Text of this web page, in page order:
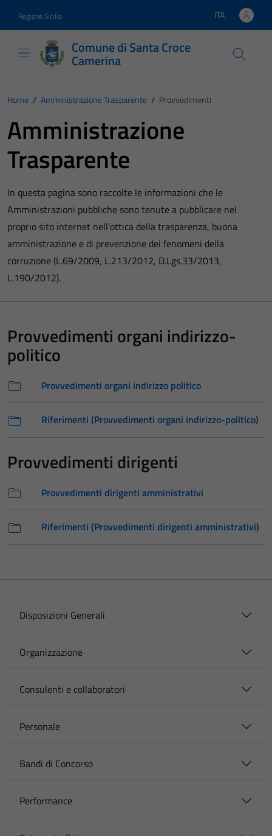
Regione Sicilia Lingua attiva:
ITA
Comune di Santa Croce
Camerina
Home / Amministrazione Trasparente / Provvedimenti
Amministrazione
Trasparente
In questa pagina sono raccolte le informazioni che le
Amministrazioni pubbliche sono tenute a pubblicare nel
proprio sito internet nell’ottica della trasparenza, buona
amministrazione e di prevenzione dei fenomeni della
corruzione (L.69/2009, L.213/2012, D.Lgs.33/2013,
L.190/2012).
Provvedimenti organi indirizzo-
politico
Provvedimenti organi indirizzo politico
Riferimenti (Provvedimenti organi indirizzo-politico)
Provvedimenti dirigenti
Provvedimenti dirigenti amministrativi
Riferimenti (Provvedimenti dirigenti amministrativi)
Disposizioni Generali
Organizzazione
Consulenti e collaboratori
Personale
Bandi di Concorso
Performance